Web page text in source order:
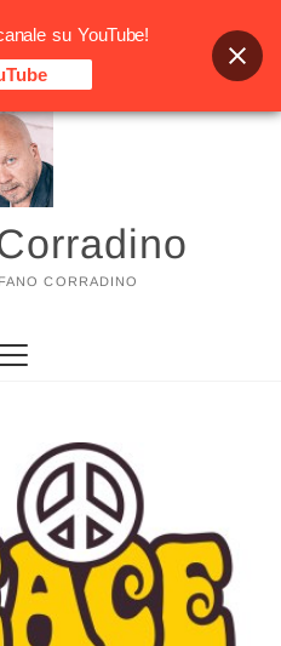
CORRADINO
su YouTube!